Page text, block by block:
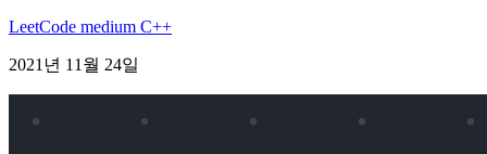
LeetCode medium C++
2021년 11월 24일